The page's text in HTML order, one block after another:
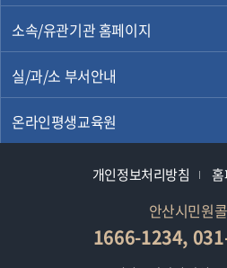
소속/유관기관 홈페이지
실/과/소 부서안내
온라인평생교육원
개인정보처리방침
안산시민원
1666-1234,